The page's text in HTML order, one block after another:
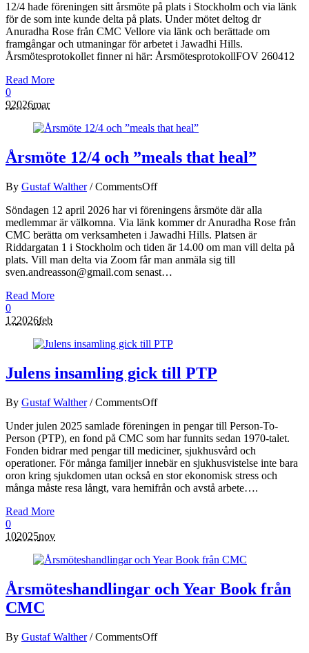
12/4 hade föreningen sitt årsmöte på plats i Stockholm och via länk
för de som inte kunde delta på plats. Under mötet deltog dr
Anuradha Rose från CMC Vellore via länk och berättade om
framgångar och utmaningar för arbetet i Jawadhi Hills.
Årsmötesprotokollet finner ni här: ÅrsmötesprotokollFOV 260412
Read More
0
92026mar
Årsmöte 12/4 och ”meals that heal”
By Gustaf Walther / CommentsOff
Söndagen 12 april 2026 har vi föreningens årsmöte där alla
medlemmar är välkomna. Via länk kommer dr Anuradha Rose från
CMC berätta om verksamheten i Jawadhi Hills. Platsen är
Riddargatan 1 i Stockholm och tiden är 14.00 om man vill delta på
plats. Vill man delta via Zoom får man anmäla sig till
sven.andreasson@gmail.com senast…
Read More
0
122026feb
Julens insamling gick till PTP
By Gustaf Walther / CommentsOff
Under julen 2025 samlade föreningen in pengar till Person-To-
Person (PTP), en fond på CMC som har funnits sedan 1970-talet.
Fonden bidrar med pengar till mediciner, sjukhusvård och
operationer. För många familjer innebär en sjukhusvistelse inte bara
oron kring sjukdomen utan också en stor ekonomisk stress och
många måste resa långt, vara hemifrån och avstå arbete….
Read More
0
102025nov
Årsmöteshandlingar och Year Book från
CMC
By Gustaf Walther / CommentsOff